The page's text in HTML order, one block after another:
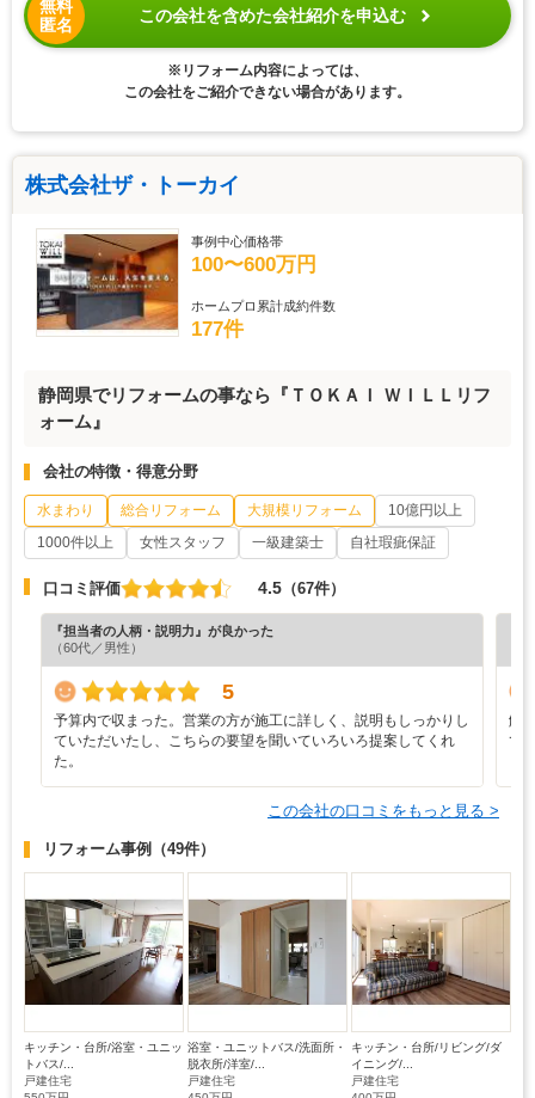
無料
匿名
この会社を含めた会社紹介を申込む
※リフォーム内容によっては、
この会社をご紹介できない場合があります。
株式会社ザ・トーカイ
事例中心価格帯
100〜600万円
ホームプロ累計成約件数
177件
静岡県でリフォームの事なら『ＴＯＫＡＩ ＷＩＬＬリフ
ォーム』
会社の特徴・得意分野
水まわり 総合リフォーム 大規模リフォーム
10億円以上
1000件以上
女性スタッフ 一級建築士 自社瑕疵保証
口コミ評価 4.5 （67件）
『担当者の人柄・説明力』が良かった
（60代／男性）
5
予算内で収まった。営業の方が施工に詳しく、説明もしっかりし
ていただいたし、こちらの要望を聞いていろいろ提案してくれ
た。
解
て
この会社の口コミをもっと見る >
リフォーム事例 （49件）
キッチン・台所/浴室・ユニッ
トバス/...
戸建住宅
浴室・ユニットバス/洗面所・
脱衣所/洋室/...
戸建住宅
キッチン・台所/リビング/ダ
イニング/...
戸建住宅